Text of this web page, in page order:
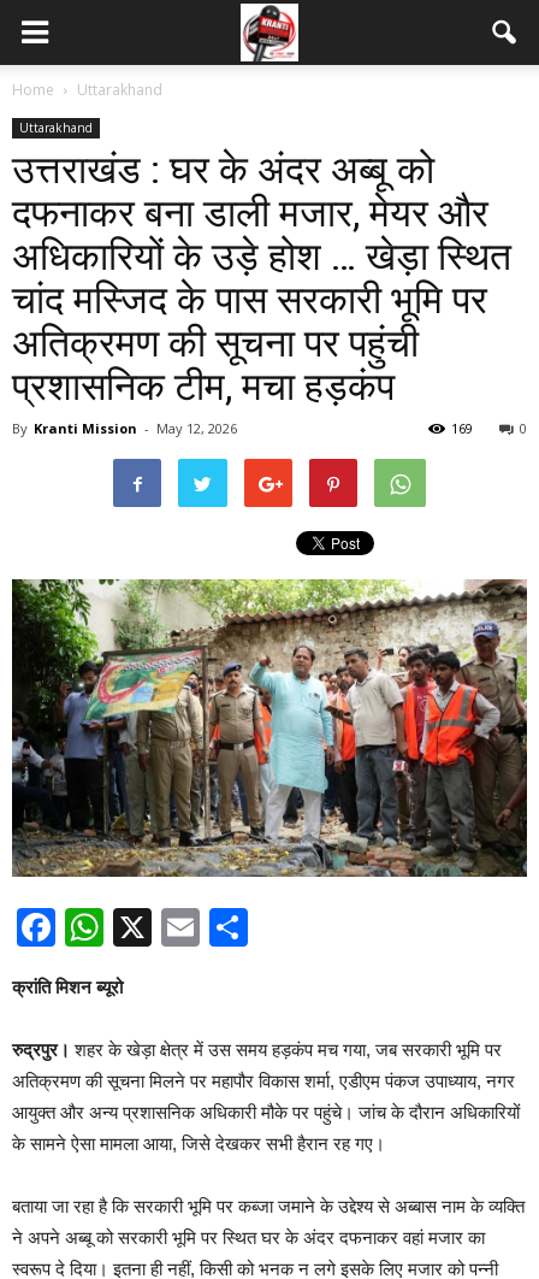
Home Uttarakhand
Uttarakhand
उत्तराखंड : घर के अंदर अब्बू को
दफनाकर बना डाली मजार, मेयर और
अधिकारियों के उड़े होश … खेड़ा स्थित
चांद मस्जिद के पास सरकारी भूमि पर
अतिक्रमण की सूचना पर पहुंची
प्रशासनिक टीम, मचा हड़कंप
By Kranti Mission - May 12, 2026 0
169
Facebook
WhatsApp
X Email
क्रांति मिशन ब्यूरो
रुद्रपुर। शहर के खेड़ा क्षेत्र में उस समय हड़कंप मच गया, जब सरकारी भूमि पर
अतिक्रमण की सूचना मिलने पर महापौर विकास शर्मा, एडीएम पंकज उपाध्याय, नगर
आयुक्त और अन्य प्रशासनिक अधिकारी मौके पर पहुंचे। जांच के दौरान अधिकारियों
के सामने ऐसा मामला आया, जिसे देखकर सभी हैरान रह गए।
बताया जा रहा है कि सरकारी भूमि पर कब्जा जमाने के उद्देश्य से अब्बास नाम के व्यक्ति
ने अपने अब्बू को सरकारी भूमि पर स्थित घर के अंदर दफनाकर वहां मजार का
स्वरूप दे दिया। इतना ही नहीं, किसी को भनक न लगे इसके लिए मजार को पन्नी